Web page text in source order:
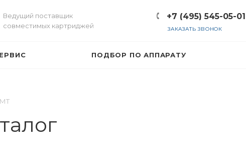
Ведущий поставщик
совместимых картриджей
+7 (495) 545-05-01
ЗАКАЗАТЬ ЗВОНОК
ПОДБОР ПО АППАРАТУ